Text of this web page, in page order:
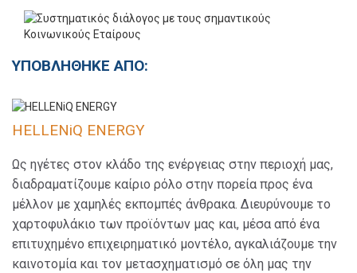
ΥΠΟΒΛΗΘΗΚΕ ΑΠΟ:
HELLENiQ ENERGY
Ως ηγέτες στον κλάδο της ενέργειας στην περιοχή μας,
διαδραματίζουμε καίριο ρόλο στην πορεία προς ένα
μέλλον με χαμηλές εκπομπές άνθρακα. Διευρύνουμε το
χαρτοφυλάκιο των προϊόντων μας και, μέσα από ένα
επιτυχημένο επιχειρηματικό μοντέλο, αγκαλιάζουμε την
καινοτομία και τον μετασχηματισμό σε όλη μας την